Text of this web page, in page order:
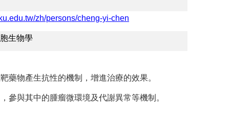
zh/persons/cheng-yi-chen
生物學
藥物產生抗性的機制，增進治療的效果。
參與其中的腫瘤微環境及代謝異常等機制。